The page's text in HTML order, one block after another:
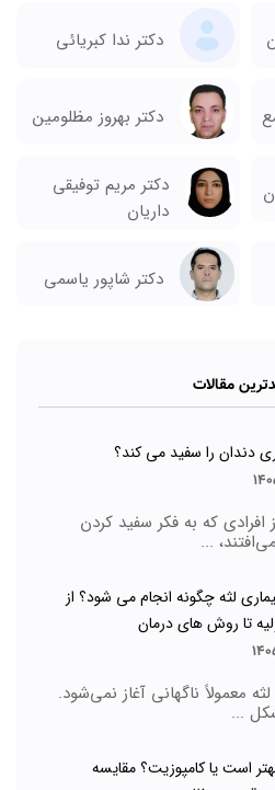
دکتر ندا کبریائی
دکتر بهروز مظلومین
دکتر مریم توفیقی
داریان
دکتر شاپور یاسمی
مقالات
دندان را سفید می کند؟
افرادی که به فکر سفید کردن
...
لثه چگونه انجام می شود؟ از
تا روش های درمان
معمولاً ناگهانی آغاز نمی‌شود.
...
است یا کامپوزیت؟ مقایسه